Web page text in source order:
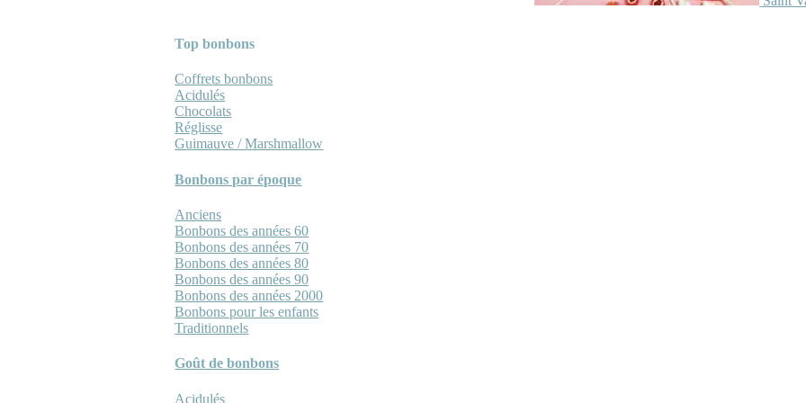
Top bonbons
Coffrets bonbons
Acidulés
Chocolats
Réglisse
Guimauve / Marshmallow
Bonbons par époque
Anciens
Bonbons des années 60
Bonbons des années 70
Bonbons des années 80
Bonbons des années 90
Bonbons des années 2000
Bonbons pour les enfants
Traditionnels
Goût de bonbons
Acidulés